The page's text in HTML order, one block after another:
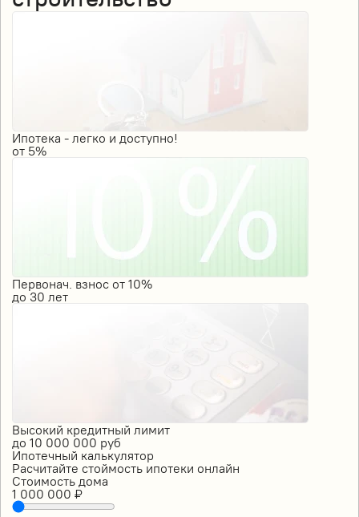
Ипотека - легко и доступно!
от 5%
Первонач. взнос от 10%
до30 лет
Высокий кредитный лимит
до 10 000 000 руб
Ипотечный калькулятор
Расчитайте стоймость ипотеки онлайн
Стоимость дома
1 000 000 ₽